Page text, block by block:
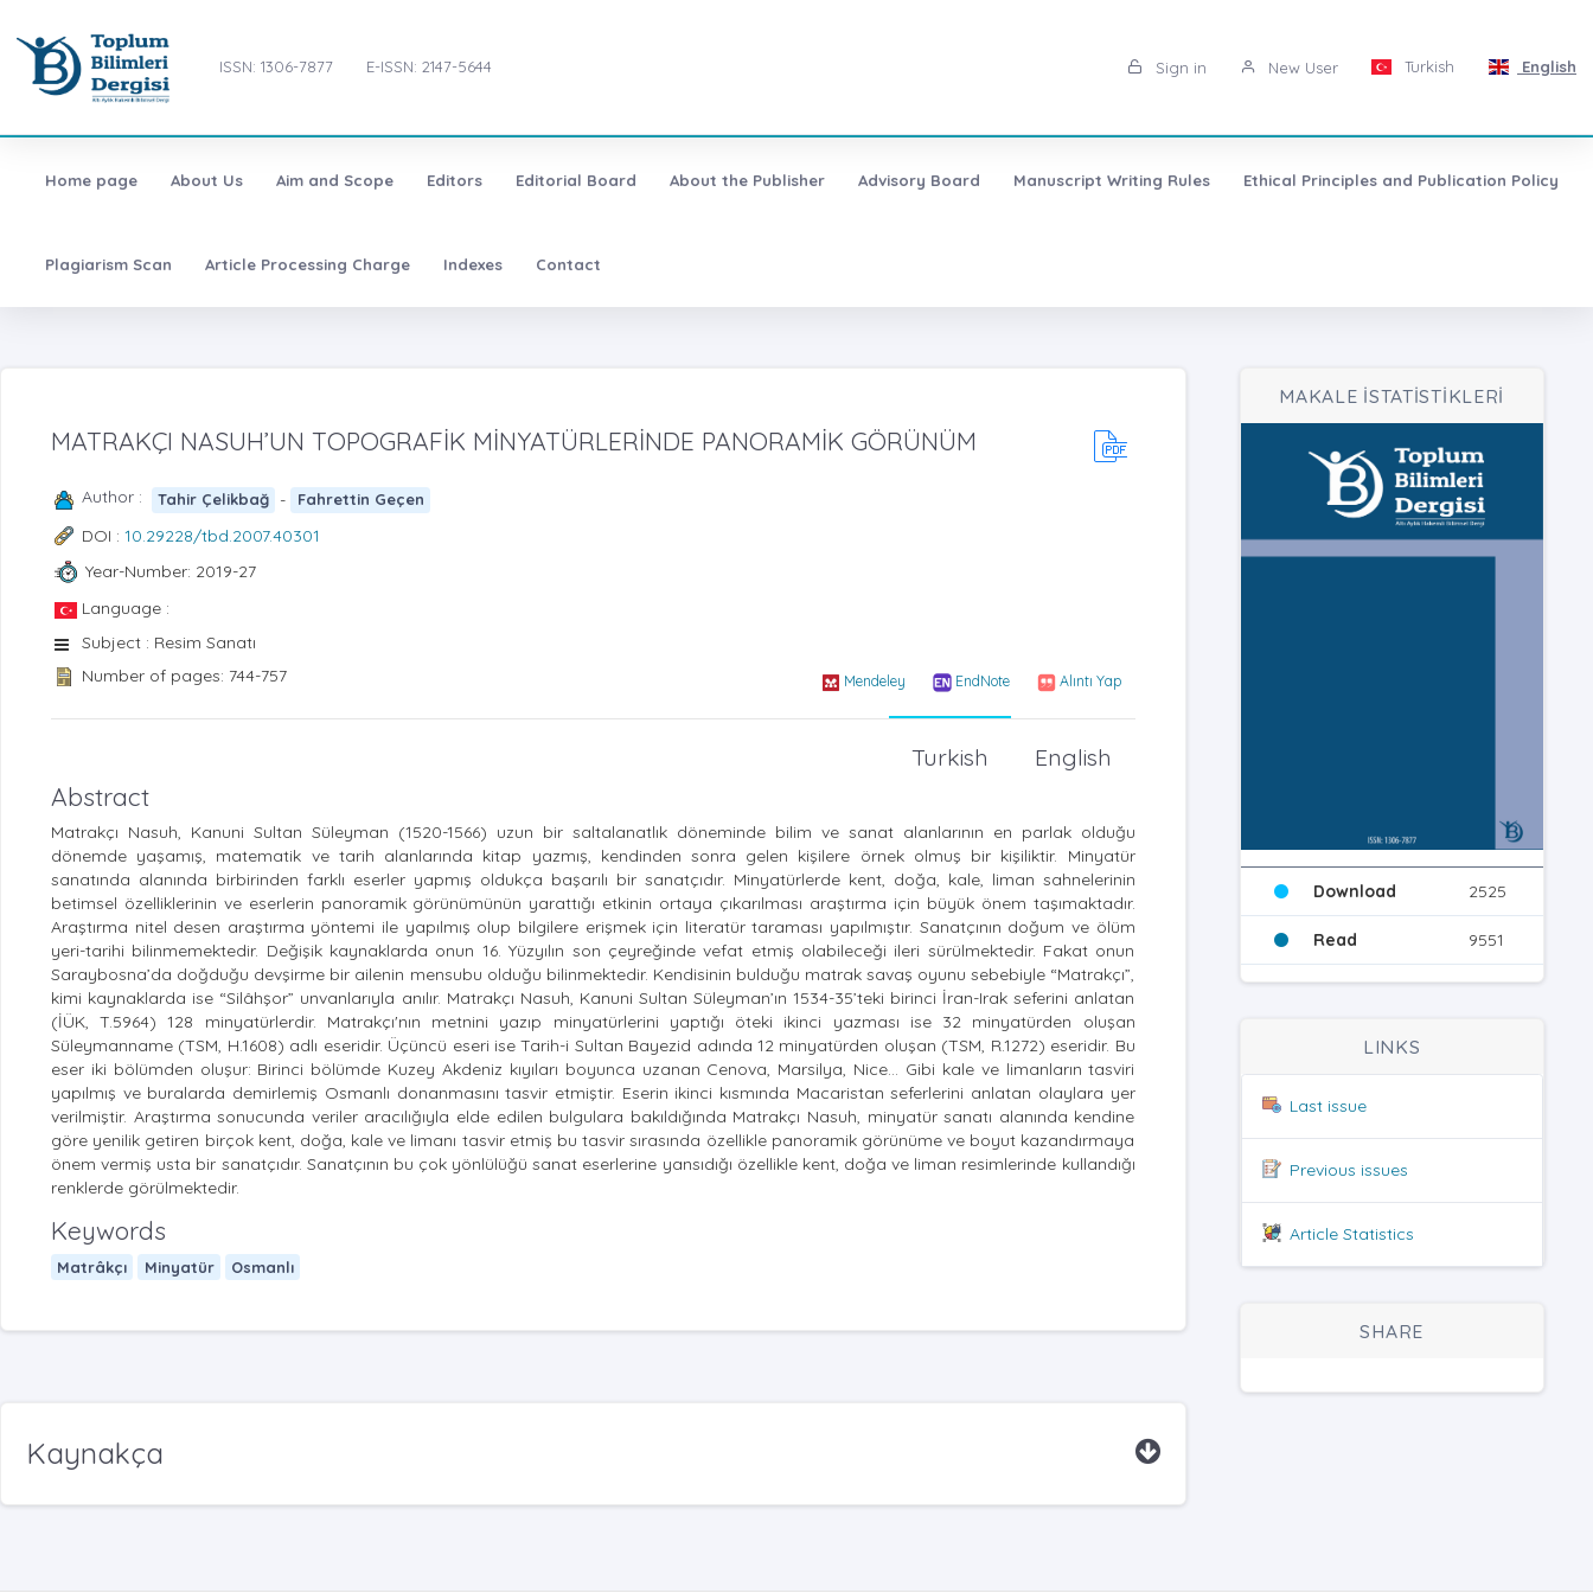
ISSN: 1306-7877 E-ISSN: 2147-5644 Sign in New User Turkish English
Home page About Us Aim and Scope Editors Editorial Board About the Publisher Advisory Board Manuscript Writing Rules Ethical Principles and Publication Policy
Plagiarism Scan Article Processing Charge Indexes Contact
MATRAKÇI NASUH’UN TOPOGRAFİK MİNYATÜRLERİNDE PANORAMİK GÖRÜNÜM
Author : Tahir Çelikbağ - Fahrettin Geçen
DOI : 10.29228/tbd.2007.40301
Year-Number: 2019-27
Language :
Subject : Resim Sanatı
Number of pages: 744-757
Mendeley EndNote Alıntı Yap
English
Turkish
Abstract
Matrakçı Nasuh, Kanuni Sultan Süleyman (1520-1566) uzun bir saltalanatlık döneminde bilim ve sanat alanlarının en parlak olduğu
dönemde yaşamış, matematik ve tarih alanlarında kitap yazmış, kendinden sonra gelen kişilere örnek olmuş bir kişiliktir. Minyatür
sanatında alanında birbirinden farklı eserler yapmış oldukça başarılı bir sanatçıdır. Minyatürlerde kent, doğa, kale, liman sahnelerinin
betimsel özelliklerinin ve eserlerin panoramik görünümünün yarattığı etkinin ortaya çıkarılması araştırma için büyük önem taşımaktadır.
Araştırma nitel desen araştırma yöntemi ile yapılmış olup bilgilere erişmek için literatür taraması yapılmıştır. Sanatçının doğum ve ölüm
yeri-tarihi bilinmemektedir. Değişik kaynaklarda onun 16. Yüzyılın son çeyreğinde vefat etmiş olabileceği ileri sürülmektedir. Fakat onun
Saraybosna’da doğduğu devşirme bir ailenin mensubu olduğu bilinmektedir. Kendisinin bulduğu matrak savaş oyunu sebebiyle “Matrakçı”,
kimi kaynaklarda ise “Silâhşor” unvanlarıyla anılır. Matrakçı Nasuh, Kanuni Sultan Süleyman’ın 1534-35’teki birinci İran-Irak seferini anlatan
(İÜK, T.5964) 128 minyatürlerdir. Matrakçı'nın metnini yazıp minyatürlerini yaptığı öteki ikinci yazması ise 32 minyatürden oluşan
Süleymanname (TSM, H.1608) adlı eseridir. Üçüncü eseri ise Tarih-i Sultan Bayezid adında 12 minyatürden oluşan (TSM, R.1272) eseridir. Bu
eser iki bölümden oluşur: Birinci bölümde Kuzey Akdeniz kıyıları boyunca uzanan Cenova, Marsilya, Nice… Gibi kale ve limanların tasviri
yapılmış ve buralarda demirlemiş Osmanlı donanmasını tasvir etmiştir. Eserin ikinci kısmında Macaristan seferlerini anlatan olaylara yer
verilmiştir. Araştırma sonucunda veriler aracılığıyla elde edilen bulgulara bakıldığında Matrakçı Nasuh, minyatür sanatı alanında kendine
göre yenilik getiren birçok kent, doğa, kale ve limanı tasvir etmiş bu tasvir sırasında özellikle panoramik görünüme ve boyut kazandırmaya
önem vermiş usta bir sanatçıdır. Sanatçının bu çok yönlülüğü sanat eserlerine yansıdığı özellikle kent, doğa ve liman resimlerinde kullandığı
renklerde görülmektedir.
Keywords
Matrâkçı Minyatür Osmanlı
Kaynakça
MAKALE İSTATİSTİKLERİ
Download 2525
Read 9551
LINKS
Last issue
Previous issues
Article Statistics
SHARE